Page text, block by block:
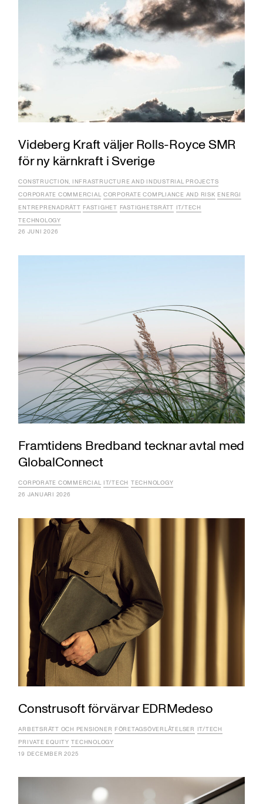
Videberg Kraft väljer Rolls-Royce SMR
för ny kärnkraft i Sverige
CONSTRUCTION, INFRASTRUCTURE AND INDUSTRIAL PROJECTS
CORPORATE COMMERCIAL CORPORATE COMPLIANCE AND RISK ENERGI
ENTREPRENADRÄTT FASTIGHET FASTIGHETSRÄTT IT/TECH
TECHNOLOGY
26 JUNI 2026
Framtidens Bredband tecknar avtal med
GlobalConnect
CORPORATE COMMERCIAL IT/TECH TECHNOLOGY
26 JANUARI 2026
Construsoft förvärvar EDRMedeso
ARBETSRÄTT OCH PENSIONER FÖRETAGSÖVERLÅTELSER IT/TECH
PRIVATE EQUITY TECHNOLOGY
19 DECEMBER 2025